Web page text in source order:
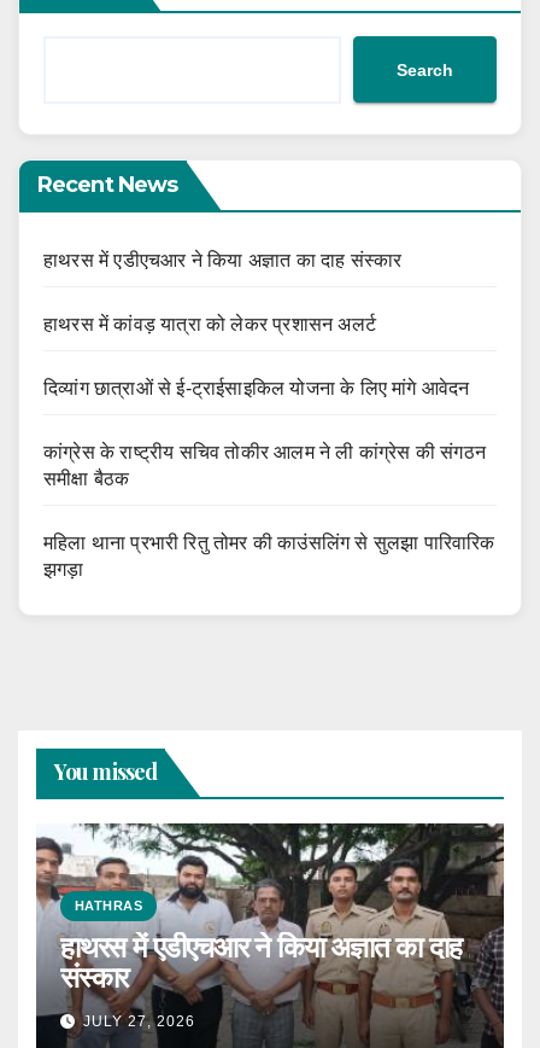
Search
Recent News
हाथरस में एडीएचआर ने किया अज्ञात का दाह संस्कार
हाथरस में कांवड़ यात्रा को लेकर प्रशासन अलर्ट
दिव्यांग छात्राओं से ई-ट्राईसाइकिल योजना के लिए मांगे आवेदन
कांग्रेस के राष्ट्रीय सचिव तोकीर आलम ने ली कांग्रेस की संगठन
समीक्षा बैठक
महिला थाना प्रभारी रितु तोमर की काउंसलिंग से सुलझा पारिवारिक
झगड़ा
You missed
HATHRAS
हाथरस में एडीएचआर ने किया अज्ञात का दाह
संस्कार
JULY 27, 2026